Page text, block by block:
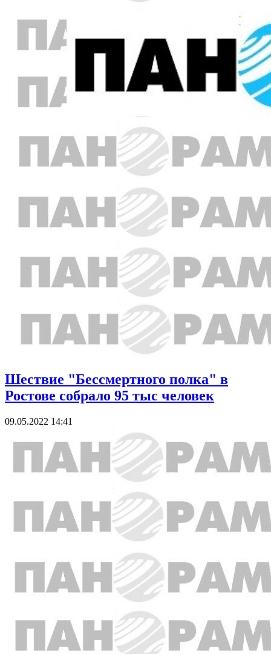
Шествие "Бессмертного полка" в
Ростове собрало 95 тыс человек
09.05.2022 14:41